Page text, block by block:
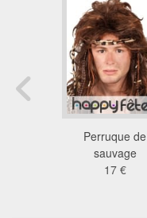
Perruque de
sauvage
17 €